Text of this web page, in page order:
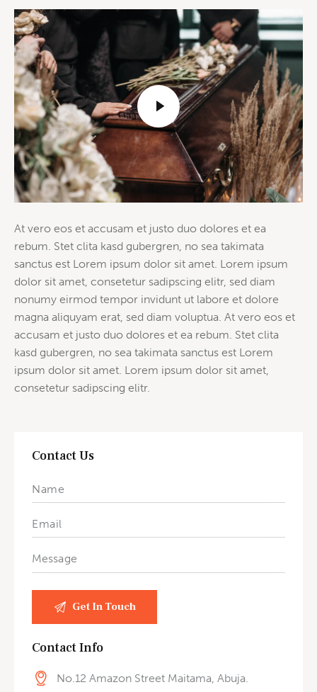
At vero eos et accusam et justo duo dolores et ea
rebum. Stet clita kasd gubergren, no sea takimata
sanctus est Lorem ipsum dolor sit amet. Lorem ipsum
dolor sit amet, consetetur sadipscing elitr, sed diam
nonumy eirmod tempor invidunt ut labore et dolore
magna aliquyam erat, sed diam voluptua. At vero eos et
accusam et justo duo dolores et ea rebum. Stet clita
kasd gubergren, no sea takimata sanctus est Lorem
ipsum dolor sit amet. Lorem ipsum dolor sit amet,
consetetur sadipscing elitr.
Contact Us
Contact Info
No.12 Amazon Street Maitama, Abuja.